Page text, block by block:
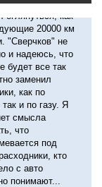
владельцев
старую
новую. На чем
эта лояльность
понятно,
выдающиеся
что экстерьер,
что
– все очень
оглянуться, как
20000 км
"Сверчков" не
и надеюсь, что
будет все так
заменил
как по
так и по газу. Я
смысла
что
под
кто
с авто
понимают...